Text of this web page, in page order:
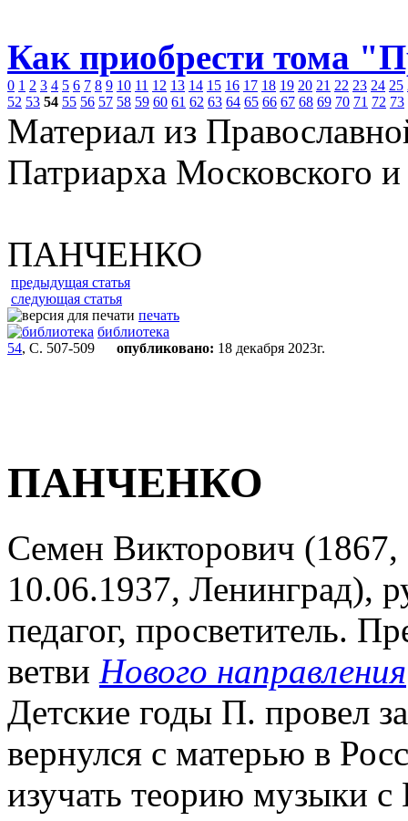
Как приобрести тома
0 1 2 3 4 5 6 7 8 9 10 11 12 13 14 15 16 17 18 19 20 21 22 23 24 25
52 53 54 55 56 57 58 59 60 61 62 63 64 65 66 67 68 69 70 71 72 73
Материал из
Патриарха Московского
ПАНЧЕНКО
предыдущая статья
следующая статья
печать
библиотека
54, С. 507-509 опубликовано: 18 декабря 2023г.
ПАНЧЕНКО
Семен Викторович
10.06.1937, Ленинград),
педагог, просветитель.
ветви Нового направления
Детские годы П. провел
вернулся с матерью в
изучать теорию музыки